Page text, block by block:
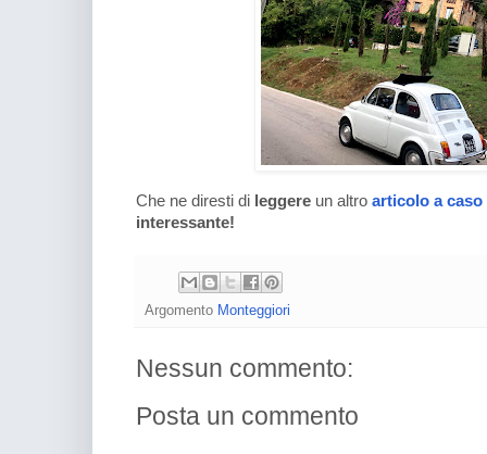
Che ne diresti di leggere un altro articolo a caso
interessante!
Argomento Monteggiori
Nessun commento:
Posta un commento